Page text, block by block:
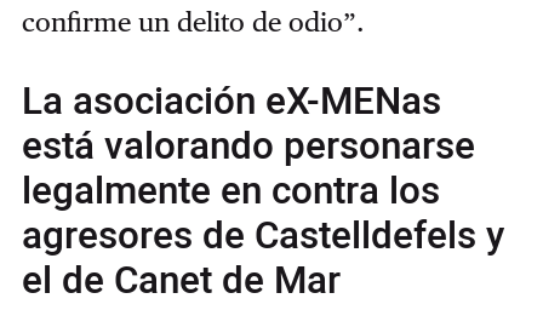
confirme un delito de odio”.
La asociación eX-MENas
está valorando personarse
legalmente en contra los
agresores de Castelldefels y
el de Canet de Mar